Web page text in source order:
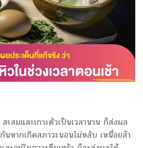
ะสมและเกาะตัวเป็นเวลานาน ก็ส่งผล
นหากเกิดสภาวะนอนไม่หลับ เหนื่อยล้า